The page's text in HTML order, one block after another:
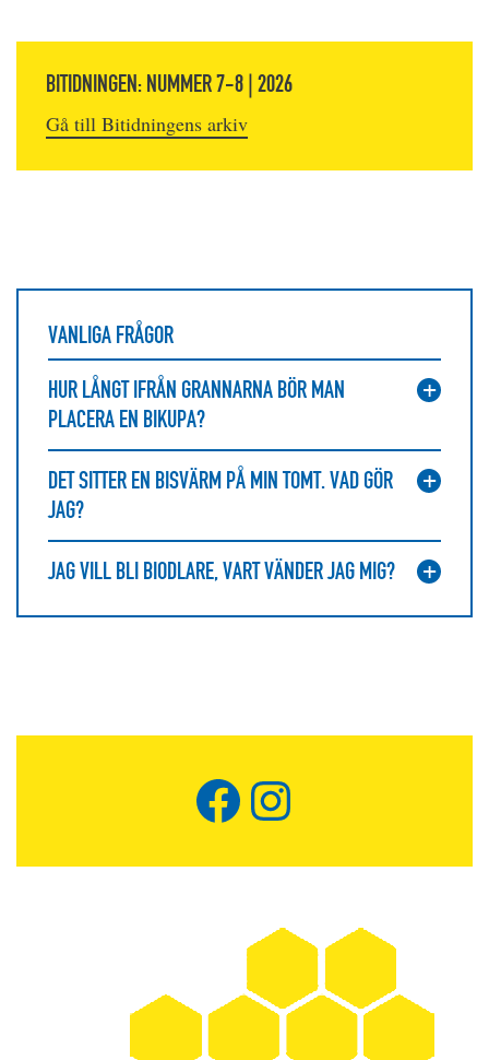
BITIDNINGEN: NUMMER 7-8 | 2026
Gå till Bitidningens arkiv
VANLIGA FRÅGOR
HUR LÅNGT IFRÅN GRANNARNA BÖR MAN
PLACERA EN BIKUPA?
DET SITTER EN BISVÄRM PÅ MIN TOMT. VAD GÖR
JAG?
JAG VILL BLI BIODLARE, VART VÄNDER JAG MIG?
Facebook
Instagram